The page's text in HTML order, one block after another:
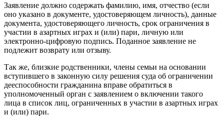
Заявление должно содержать фамилию, имя, отчество (если
оно указано в документе, удостоверяющем личность), данные
документа, удостоверяющего личность, срок ограничения в
участии в азартных играх и (или) пари, личную или
электронно-цифровую подпись. Поданное заявление не
подлежит возврату или отзыву.
Так же, близкие родственники, члены семьи на основании
вступившего в законную силу решения суда об ограничении
дееспособности гражданина вправе обратиться в
уполномоченный орган с заявлением о включении такого
лица в список лиц, ограниченных в участии в азартных играх
и (или) пари.